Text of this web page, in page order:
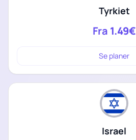
Tyrkiet
Fra 1.49€
Se planer
Israel